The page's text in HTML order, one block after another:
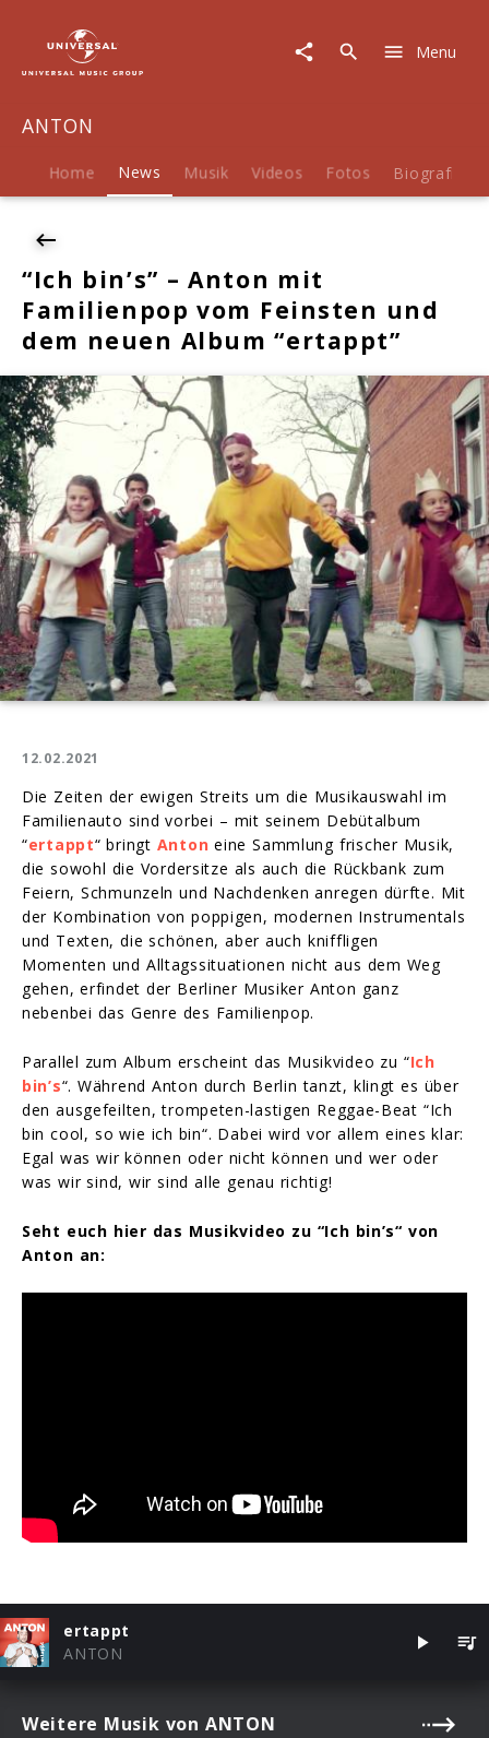
bin’s"
mit
dem
neuen
Album
"ertappt"
Menu
ANTON
Home News Musik Videos Fotos Biografie
“Ich bin’s” – Anton mit
Familienpop vom Feinsten und
dem neuen Album “ertappt”
12.02.2021
Die Zeiten der ewigen Streits um die Musikauswahl im
Familienauto sind vorbei – mit seinem Debütalbum
“ertappt“ bringt Anton eine Sammlung frischer Musik,
die sowohl die Vordersitze als auch die Rückbank zum
Feiern, Schmunzeln und Nachdenken anregen dürfte. Mit
der Kombination von poppigen, modernen Instrumentals
und Texten, die schönen, aber auch kniffligen
Momenten und Alltagssituationen nicht aus dem Weg
gehen, erfindet der Berliner Musiker Anton ganz
nebenbei das Genre des Familienpop.
Parallel zum Album erscheint das Musikvideo zu “Ich
bin’s“. Während Anton durch Berlin tanzt, klingt es über
den ausgefeilten, trompeten-lastigen Reggae-Beat “Ich
bin cool, so wie ich bin“. Dabei wird vor allem eines klar:
Egal was wir können oder nicht können und wer oder
was wir sind, wir sind alle genau richtig!
Seht euch hier das Musikvideo zu “Ich bin’s“ von
Anton an:
ertappt
ANTON
Weitere Musik von ANTON